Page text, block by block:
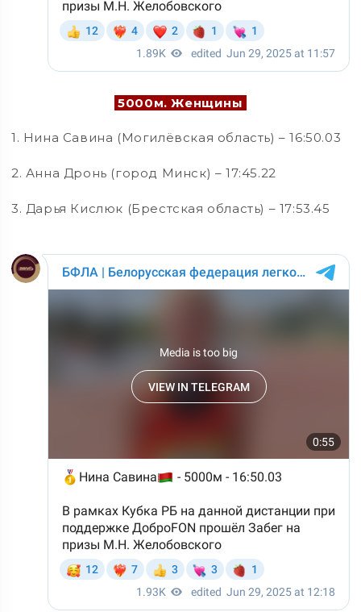
5000м. Женщины
1. Нина Савина (Могилёвская область) – 16:50.03
2. Анна Дронь (город Минск) – 17:45.22
3. Дарья Кислюк (Брестская область) – 17:53.45